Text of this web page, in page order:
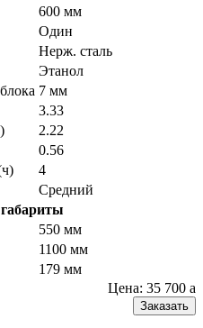
600 мм
Один
Нерж. сталь
Этанол
7 мм
3.33
2.22
0.56
4
Средний
550 мм
1100 мм
179 мм
Цена: 35 700 a
Заказать